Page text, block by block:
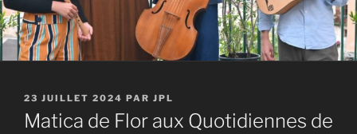
PUBLIÉ
LE
23 JUILLET 2024 PAR JPL
Matica de Flor aux Quotidiennes de